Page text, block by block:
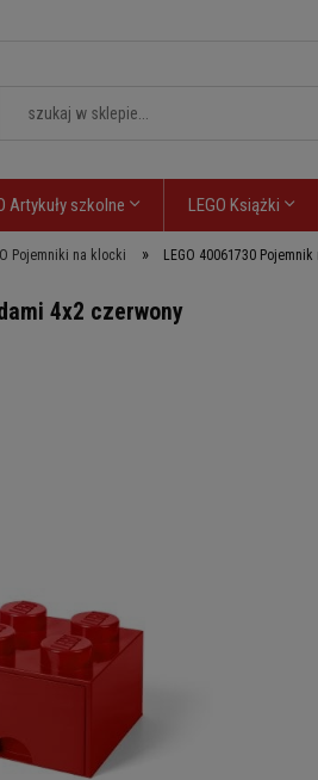
Artykuły szkolne LEGO Książki
Pojemniki na klocki » LEGO 40061730
4x2 czerwony